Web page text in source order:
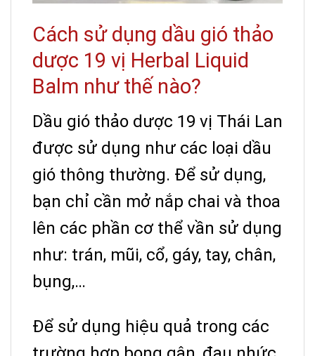
Cách sử dụng dầu gió thảo
dược 19 vị Herbal Liquid
Balm như thế nào?
Dầu gió thảo dược 19 vị Thái Lan
được sử dụng như các loại dầu
gió thông thường. Để sử dụng,
bạn chỉ cần mở nắp chai và thoa
lên các phần cơ thể vần sử dụng
như: trán, mũi, cổ, gáy, tay, chân,
bụng,…
Để sử dụng hiệu quả trong các